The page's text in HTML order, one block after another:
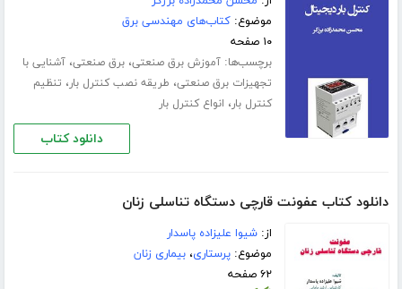
موضوع:کتاب‌های مهندسی برق
۱۰ صفحه
برچسب‌ها:آموزش برق صنعتی،برق صنعتی،آشنایی با
تجهیزات برق صنعتی، طریقه نصب کنترل بار، تنظیم
کنترل بار، انواع کنترل بار
دانلود کتاب
دانلود کتاب عفونت قارچی دستگاه تناسلی زنان
از:شیوا علیزاده پاسدار
موضوع:پرستاری،بیماری زنان
۶۲ صفحه